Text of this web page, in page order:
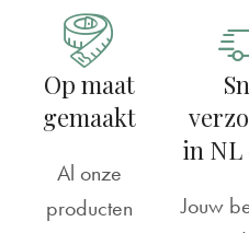
Anoniem
Rating: 5/5
geboortebord
erg tevreden over het
Fri Mar 01 2024
Geboortebord raam |
Op maat
gemaakt
Al onze
producten
in NL
Jouw